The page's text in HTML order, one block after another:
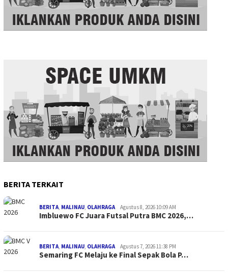
BERITA TERKAIT
BERITA, MALINAU, OLAHRAGA Agustus 8, 2026 10:09 AM
Imbluewo FC Juara Futsal Putra BMC 2026,…
BERITA, MALINAU, OLAHRAGA Agustus 7, 2026 11:38 PM
Semaring FC Melaju ke Final Sepak Bola P…